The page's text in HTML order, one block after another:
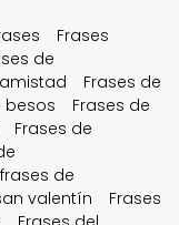
Frases
de
Frases de
besos
Frases de
Frases de
frases de
valentín
Frases